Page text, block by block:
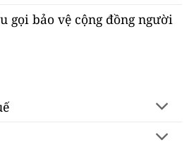
gọi bảo vệ cộng đồng người